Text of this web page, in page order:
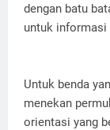
dengan batu
untuk informasi
Untuk benda
menekan
orientasi yang